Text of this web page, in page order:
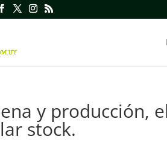
y producción,
stock.